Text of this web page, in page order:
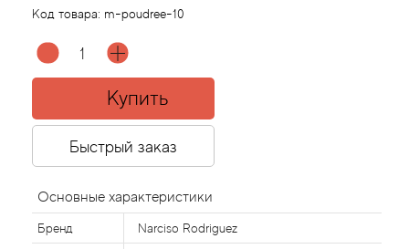
Код товара: m-poudree-10
Купить
Быстрый заказ
Основные характеристики
Бренд Narciso Rodriguez
Agonist
Al Haramain